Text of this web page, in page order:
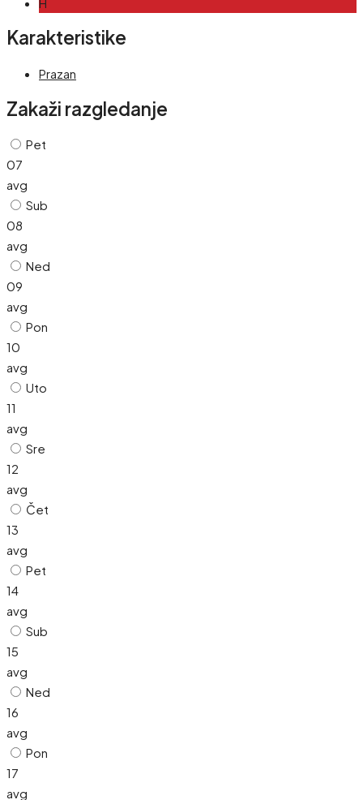
Karakteristike
Prazan
Zakaži razgledanje
Pet
07
avg
Sub
08
avg
Ned
09
avg
Pon
10
avg
Uto
11
avg
Sre
12
avg
Čet
13
avg
Pet
14
avg
Sub
15
avg
Ned
16
avg
Pon
17
avg